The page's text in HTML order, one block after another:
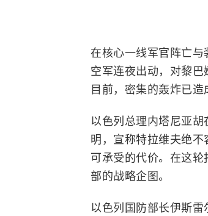
在核心一线军官阵亡
空军连夜出动，对黎
目前，密集的轰炸已造
以色列总理内塔尼亚
明，宣称特拉维夫绝
可承受的代价。在这
部的战略企图。
以色列国防部长伊斯